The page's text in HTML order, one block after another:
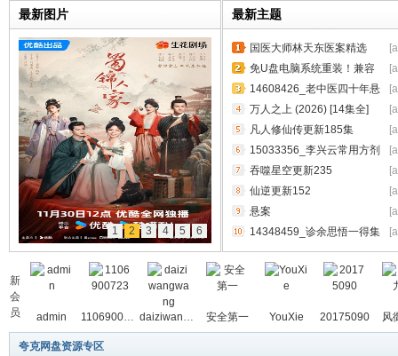
料
»
最新图片
1 2 3 4 5 6
最新主题
国医大师林天东医案精选
518848.epu
免U盘电脑系统重装！兼容
Windows 7 至 11 全系列系统
14608426_老中医四十年悬
壶手记 一位基层郎中的中医人
_978753
万人之上 (2026) [14集全]
[4K臻彩] [内嵌简中]
凡人修仙传更新185集
15033356_李兴云常用方剂
验案集_9787515222318.pdf
吞噬星空更新235
仙逆更新152
悬案
14348459_诊余思悟一得集
_9787117258661.pdf
新
会
员
admin 1106900723 daiziwangwang 安全第一 YouXie 20175090 风
夸克网盘资源专区